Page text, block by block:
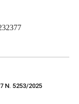
Ν. 5253/2025